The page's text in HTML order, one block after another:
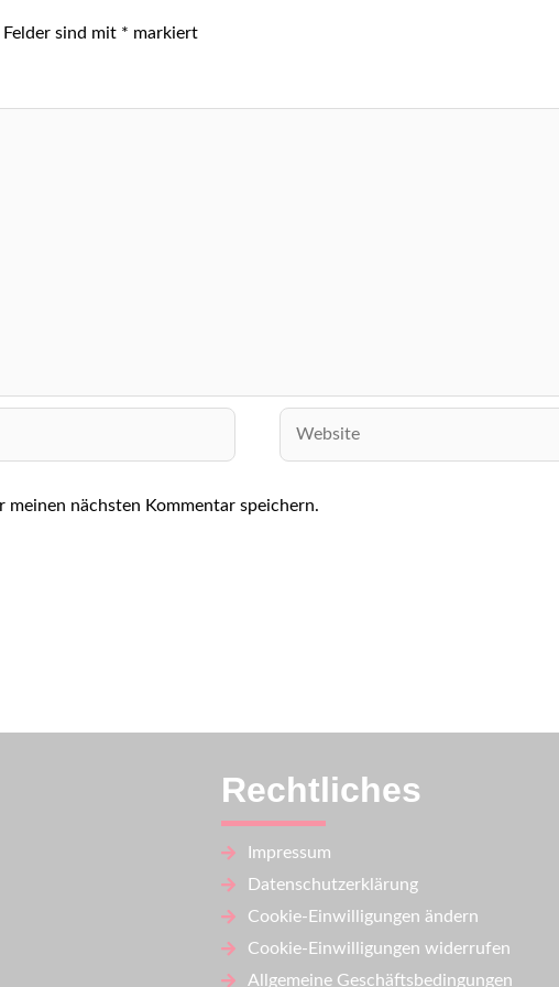
sind mit * markiert
nächsten Kommentar speichern.
Rechtliches
Impressum
Datenschutzerklärung
Cookie-Einwilligungen ändern
Cookie-Einwilligungen widerrufen
Allgemeine Geschäftsbedingungen